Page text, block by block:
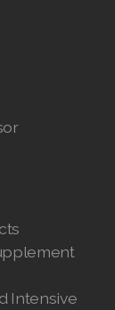
Intensive